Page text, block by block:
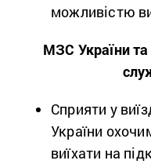
можливістю
МЗС України та
Сприяти у
України
виїхати на